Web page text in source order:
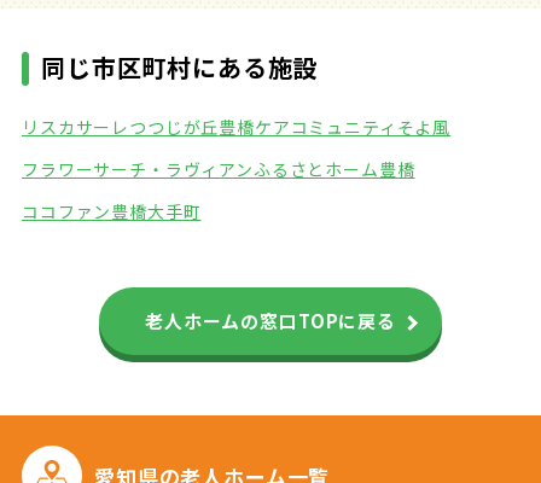
同じ市区町村にある施設
リスカサーレつつじが丘豊橋ケアコミュニティそよ風
フラワーサーチ・ラヴィアンふるさとホーム豊橋
ココファン豊橋大手町
老人ホームの窓口TOPに戻る
愛知県の老人ホーム一覧